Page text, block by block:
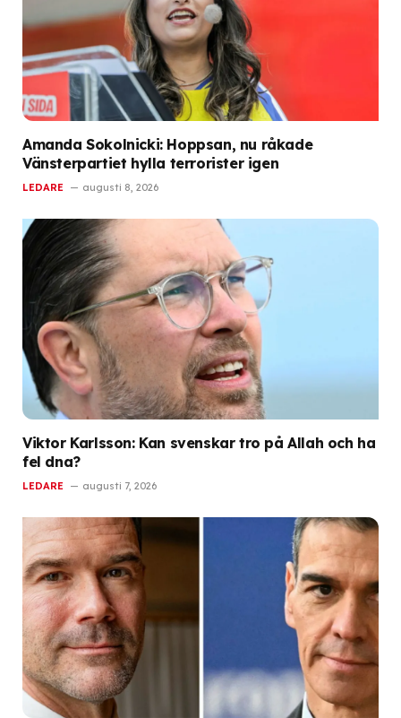
Amanda Sokolnicki: Hoppsan, nu råkade
Vänsterpartiet hylla terrorister igen
LEDARE augusti 8, 2026
Viktor Karlsson: Kan svenskar tro på Allah och ha
fel dna?
LEDARE augusti 7, 2026